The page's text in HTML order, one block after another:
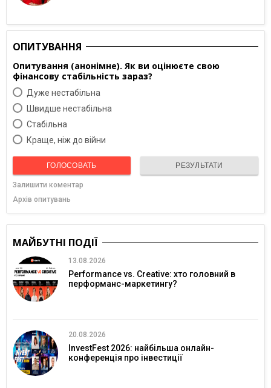
ОПИТУВАННЯ
Опитування (анонімне). Як ви оцінюєте свою
фінансову стабільність зараз?
Дуже нестабільна
Швидше нестабільна
Cтабільна
Краще, ніж до війни
ГОЛОСОВАТЬ РЕЗУЛЬТАТИ
Залишити коментар
Архів опитувань
МАЙБУТНІ ПОДІЇ
13.08.2026
Performance vs. Creative: хто головний в
перформанс-маркетингу?
20.08.2026
InvestFest 2026: найбільша онлайн-
конференція про інвестиції